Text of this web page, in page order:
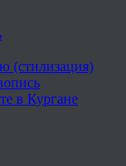
(стилизация)
в Кургане